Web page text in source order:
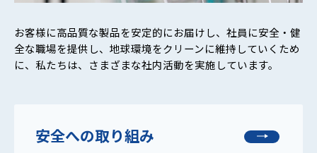
お客様に高品質な製品を安定的にお届けし、社員に安全・健
全な職場を提供し、地球環境をクリーンに維持していくため
に、私たちは、さまざまな社内活動を実施しています。
安全への取り組み